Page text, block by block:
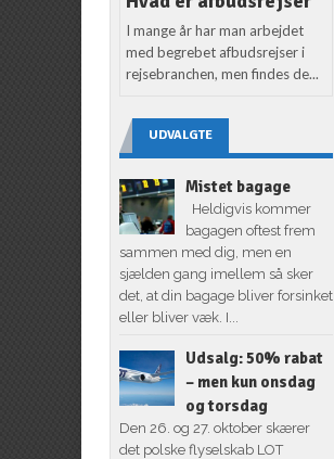
I mange år har man arbejdet
med begrebet afbudsrejser i
rejsebranchen, men findes de...
UDVALGTE
Mistet bagage
Heldigvis kommer
bagagen oftest frem
sammen med dig, men en
sjælden gang imellem så sker
det, at din bagage bliver forsinket
eller bliver væk. I...
Udsalg: 50% rabat
– men kun onsdag
og torsdag
Den 26. og 27. oktober skærer
det polske flyselskab LOT